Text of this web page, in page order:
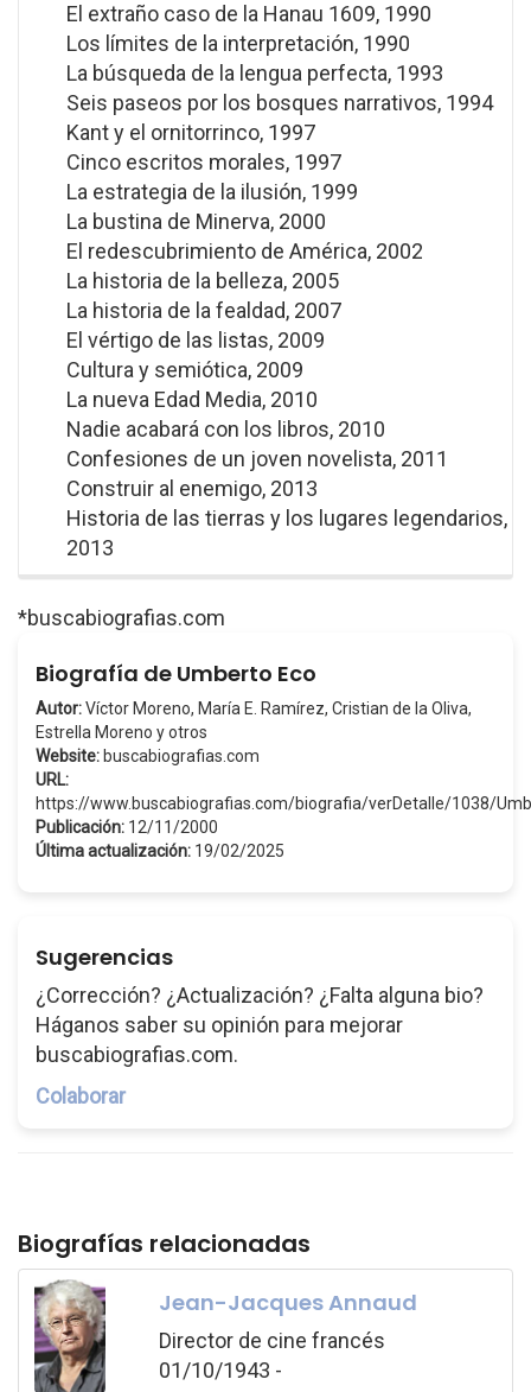
El extraño caso de la Hanau 1609, 1990
Los límites de la interpretación, 1990
La búsqueda de la lengua perfecta, 1993
Seis paseos por los bosques narrativos, 1994
Kant y el ornitorrinco, 1997
Cinco escritos morales, 1997
La estrategia de la ilusión, 1999
La bustina de Minerva, 2000
El redescubrimiento de América, 2002
La historia de la belleza, 2005
La historia de la fealdad, 2007
El vértigo de las listas, 2009
Cultura y semiótica, 2009
La nueva Edad Media, 2010
Nadie acabará con los libros, 2010
Confesiones de un joven novelista, 2011
Construir al enemigo, 2013
Historia de las tierras y los lugares legendarios,
2013
*buscabiografias.com
Biografía de Umberto Eco
Autor:Víctor Moreno, María E. Ramírez, Cristian de la Oliva,
Estrella Moreno y otros
Website: buscabiografias.com
URL:
https://www.buscabiografias.com/biografia/verDetalle/1038/
Publicación: 12/11/2000
Última actualización: 19/02/2025
Sugerencias
¿Corrección? ¿Actualización? ¿Falta alguna bio?
Háganos saber su opinión para mejorar
buscabiografias.com.
Colaborar
Biografías relacionadas
Jean-Jacques Annaud
Director de cine francés
01/10/1943 -